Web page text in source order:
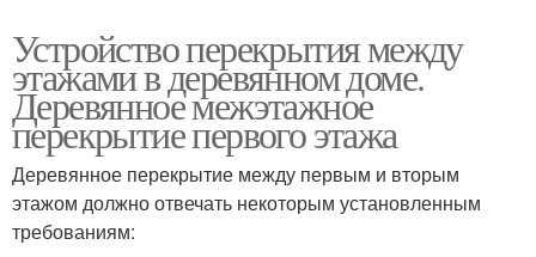
Устройство перекрытия между
этажами в деревянном доме.
Деревянное межэтажное
перекрытие первого этажа
Деревянное перекрытие между первым и вторым
этажом должно отвечать некоторым установленным
требованиям: